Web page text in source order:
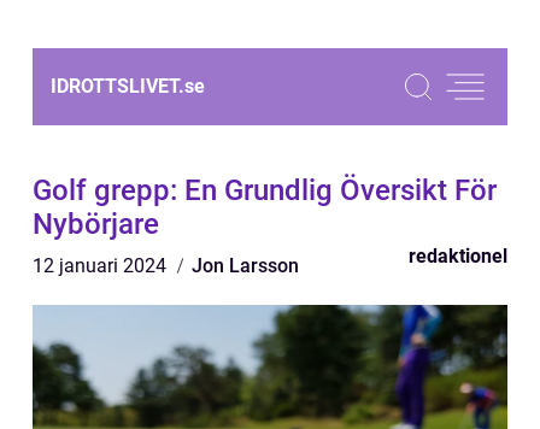
IDROTTSLIVET.se
Golf grepp: En Grundlig Översikt För
Nybörjare
12 januari 2024 Jon Larsson redaktionel